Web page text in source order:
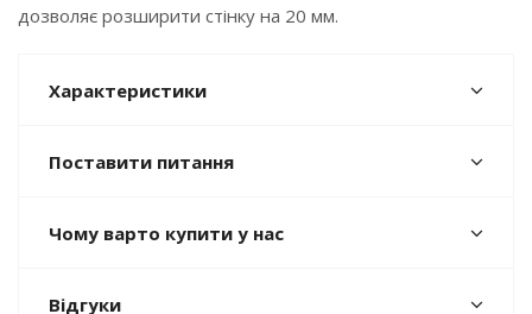
дозволяє розширити стінку на 20 мм.
Характеристики
Поставити питання
Чому варто купити у нас
Відгуки